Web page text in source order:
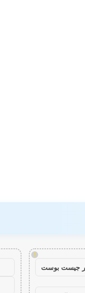
!
جيست بوست